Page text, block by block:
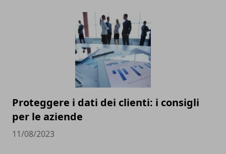
Proteggere i dati dei clienti: i consigli
per le aziende
11/08/2023